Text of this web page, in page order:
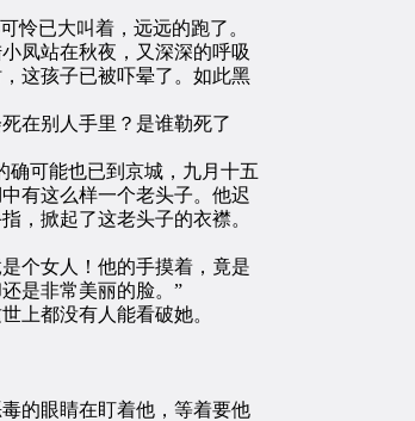
已大叫着，远远的跑了。
凤站在秋夜，又深深的呼吸
这孩子已被吓晕了。如此黑
在别人手里？是谁勒死了
可能也已到京城，九月十五
有这么样一个老头子。他迟
，掀起了这老头子的衣襟。
个女人！他的手摸着，竟是
是非常美丽的脸。”
上都没有人能看破她。
的眼睛在盯着他，等着要他